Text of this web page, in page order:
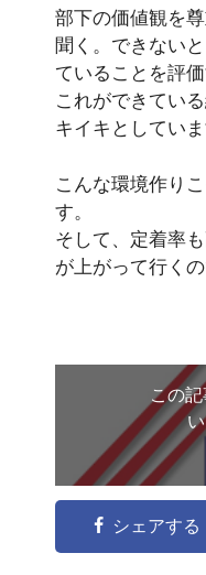
部下の価値観を
聞く。できない
ていることを評価
これができてい
キイキとしていま
こんな環境作り
す。
そして、定着率
が上がって行くの
この
シェアする